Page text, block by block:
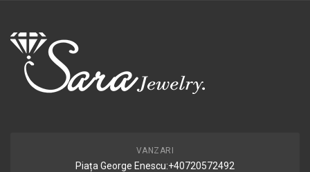
VANZARI
Piața George Enescu:+40720572492